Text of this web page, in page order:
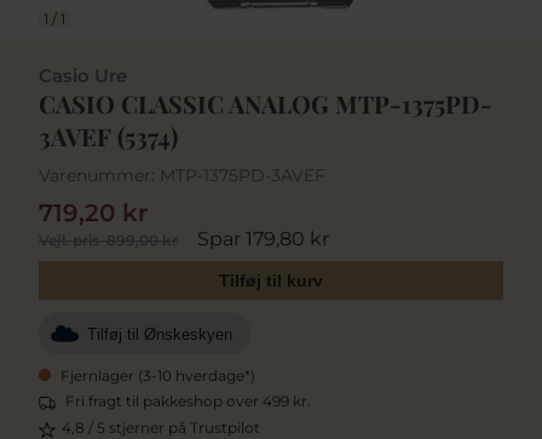
1 / 1
Casio Ure
CASIO CLASSIC ANALOG MTP-1375PD-
3AVEF (5374)
Varenummer: MTP-1375PD-3AVEF
Vejl. pris899,00 kr Spar 179,80 kr
719,20 kr
Tilføj til kurv
Tilføj til Ønskeskyen
Fjernlager (3-10 hverdage*)
Fri fragt til pakkeshop over 499 kr.
4,8 / 5 stjerner på Trustpilot